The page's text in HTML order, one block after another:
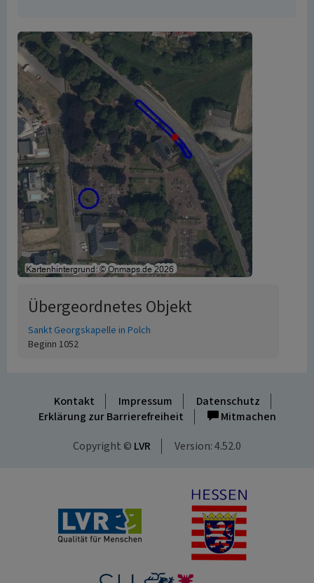
Übergeordnetes Objekt
Sankt Georgskapelle in Polch
Beginn 1052
Kontakt Impressum
Datenschutz
Erklärung zur Barrierefreiheit
Mitmachen
Copyright © LVR Version: 4.52.0